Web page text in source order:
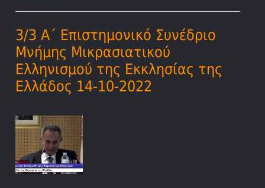
3/3 Α΄ Επιστημονικό Συνέδριο
Μνήμης Μικρασιατικού
Ελληνισμού της Εκκλησίας της
Ελλάδος 14-10-2022